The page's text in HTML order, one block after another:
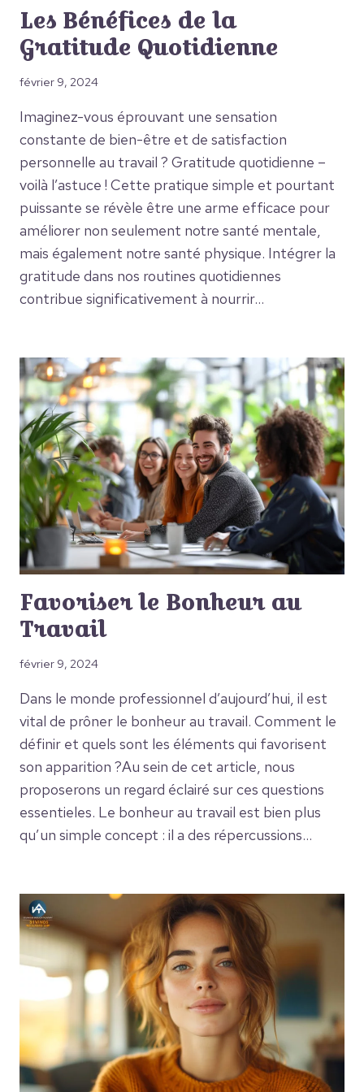
Les Bénéfices de la
Gratitude Quotidienne
février 9, 2024
Imaginez-vous éprouvant une sensation
constante de bien-être et de satisfaction
personnelle au travail ? Gratitude quotidienne –
voilà l’astuce ! Cette pratique simple et pourtant
puissante se révèle être une arme efficace pour
améliorer non seulement notre santé mentale,
mais également notre santé physique. Intégrer la
gratitude dans nos routines quotidiennes
contribue significativement à nourrir…
Favoriser le Bonheur au
Travail
février 9, 2024
Dans le monde professionnel d’aujourd’hui, il est
vital de prôner le bonheur au travail. Comment le
définir et quels sont les éléments qui favorisent
son apparition ?Au sein de cet article, nous
proposerons un regard éclairé sur ces questions
essentieles. Le bonheur au travail est bien plus
qu’un simple concept : il a des répercussions…